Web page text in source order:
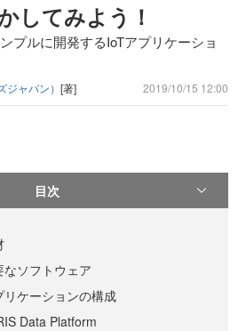
してみよう！
プルに開発するIoTアプリケーショ
ャパン） [著] 2019/10/15 12:00
目次
なソフトウェア
リケーションの構成
Data Platform